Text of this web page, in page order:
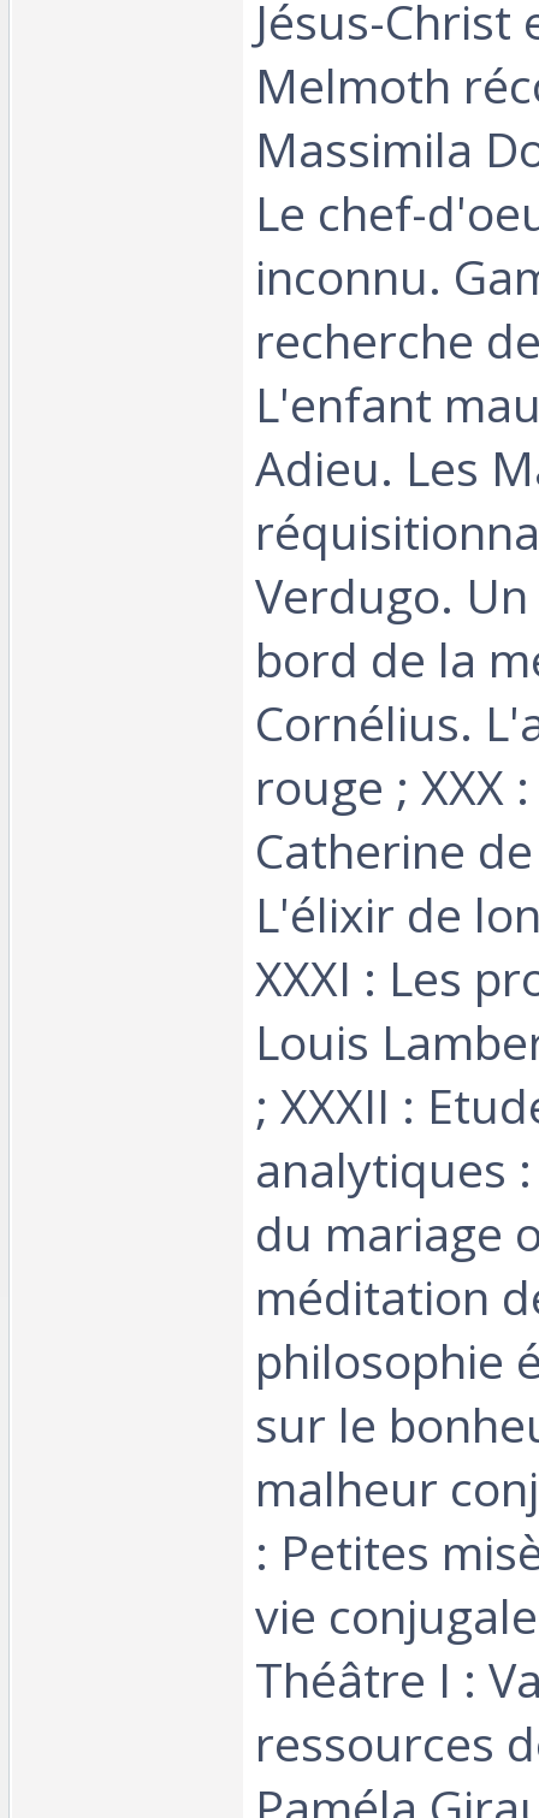
Jésus-Christ
Melmoth
Massimila
Le chef-
inconnu.
recherche
L'enfant
Adieu. Les
Verdugo.
bord de la
Cornélius.
rouge ; XXX
Catherine
L'élixir de
XXXI : Les
Louis
; XXXII :
analytiques
du mariage
méditation
philosophie
sur le
malheur
: Petites
vie
Théâtre I :
ressources